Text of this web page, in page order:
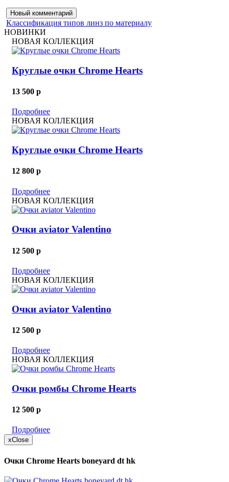
Новый комментарий
Классификация типов линз по материалу
НОВИНКИ
НОВАЯ КОЛЛЕКЦИЯ
Круглые очки Chrome Hearts
13 500 p
Подробнее
НОВАЯ КОЛЛЕКЦИЯ
Круглые очки Chrome Hearts
12 800 p
Подробнее
НОВАЯ КОЛЛЕКЦИЯ
Очки aviator Valentino
12 500 p
Подробнее
НОВАЯ КОЛЛЕКЦИЯ
Очки aviator Valentino
12 500 p
Подробнее
НОВАЯ КОЛЛЕКЦИЯ
Очки ромбы Chrome Hearts
12 500 p
Подробнее
xClose
Очки Chrome Hearts boneyard dt hk